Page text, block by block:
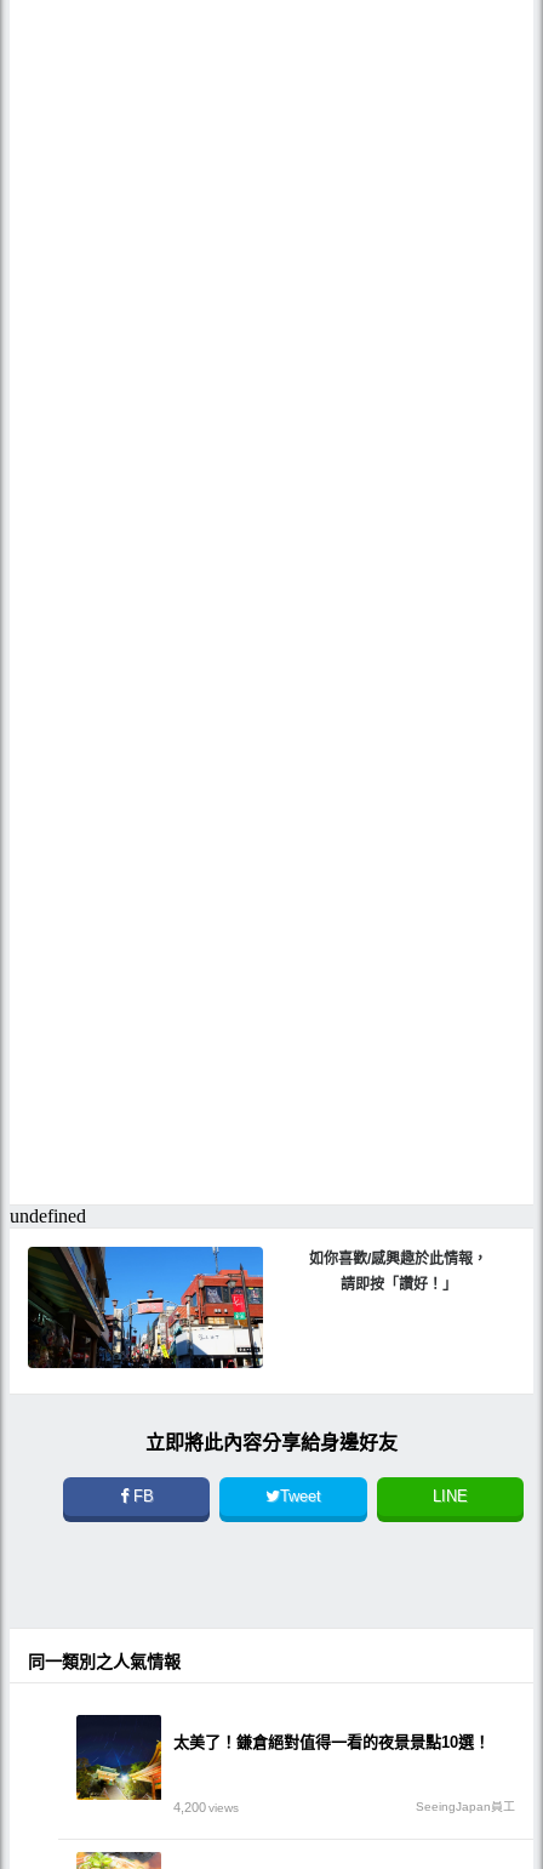
如你喜歡/感興趣於此情報，
請即按「讚好！」
立即將此內容分享給身邊好友
FB Tweet LINE
同一類別之人氣情報
太美了！鎌倉絕對值得一看的夜景景點10選！
4,200views SeeingJapan員工